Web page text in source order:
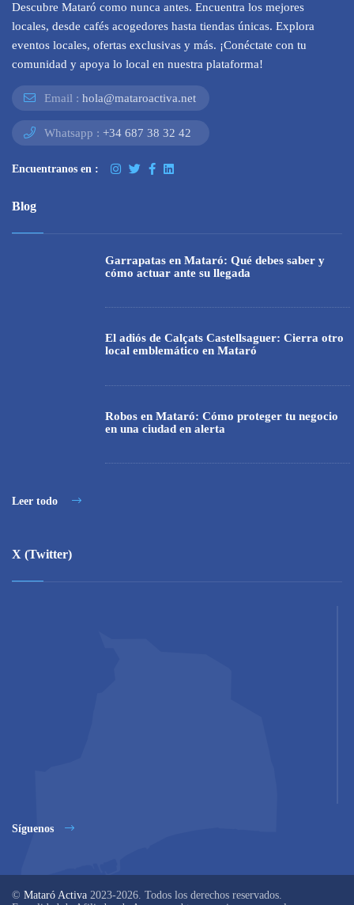
Descubre Mataró como nunca antes. Encuentra los mejores
locales, desde cafés acogedores hasta tiendas únicas. Explora
eventos locales, ofertas exclusivas y más. ¡Conéctate con tu
comunidad y apoya lo local en nuestra plataforma!
Email : hola@mataroactiva.net
Whatsapp : +34 687 38 32 42
Encuentranos en :
Blog
Garrapatas en Mataró: Qué debes saber y
cómo actuar ante su llegada
El adiós de Calçats Castellsaguer: Cierra otro
local emblemático en Mataró
Robos en Mataró: Cómo proteger tu negocio
en una ciudad en alerta
Leer todo
X (Twitter)
Síguenos
© Mataró Activa 2023-2026. Todos los derechos reservados.